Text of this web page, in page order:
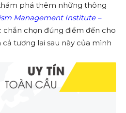
phá thêm những thông
Management Institute –
chắn chọn đúng điểm đến cho
tương lai sau này của mình